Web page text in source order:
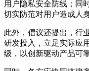
用户隐私安全防线；同
切实防范对用户造成人
此外，倡议还提出，行
研发投入，立足实际应
级，以创新驱动产品可